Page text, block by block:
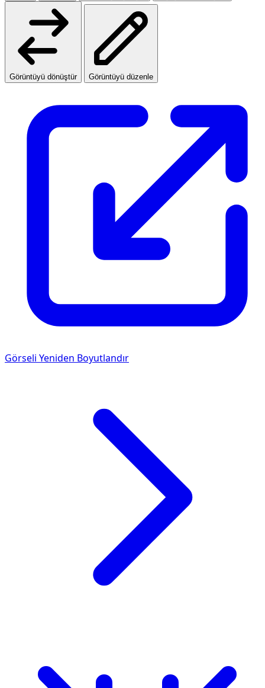
Görüntüyü dönüştür Görüntüyü düzenle
Görseli Yeniden Boyutlandır